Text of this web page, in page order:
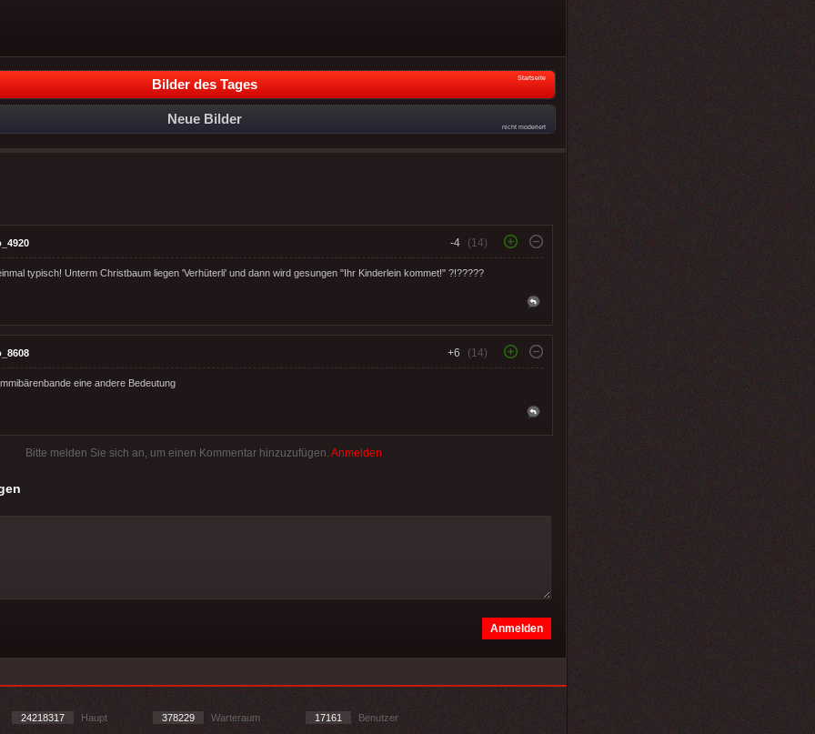
Bilder des Tages Startseite
Neue Bilder
nicht moderiert
-4 (14)
typisch! Unterm Christbaum liegen 'Verhüterli' und dann wird gesungen "Ihr Kinderlein kommet!" ?!?????
+6 (14)
eine andere Bedeutung
Bitte melden Sie sich an, um einen Kommentar hinzuzufügen. Anmelden
24218317 Haupt 378229 Warteraum 17161 Benutzer